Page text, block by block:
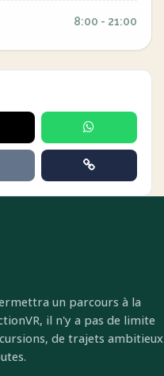
8:00 - 21:00
un parcours à la
il n'y a pas de limite
de trajets ambitieux